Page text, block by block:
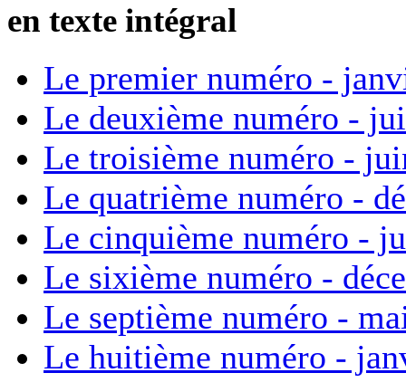
en texte intégral
Le premier numéro -
Le deuxième numéro -
Le troisième numéro -
Le quatrième numéro -
Le cinquième numéro -
Le sixième numéro -
Le septième numéro -
Le huitième numéro -